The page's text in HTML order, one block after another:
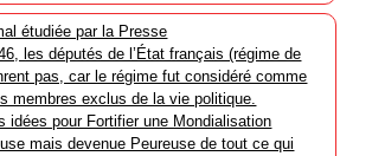
étudiée par la Presse
les députés de l’État français (régime de
pas, car le régime fut considéré comme
membres exclus de la vie politique.
idées pour Fortifier une Mondialisation
mais devenue Peureuse de tout ce qui